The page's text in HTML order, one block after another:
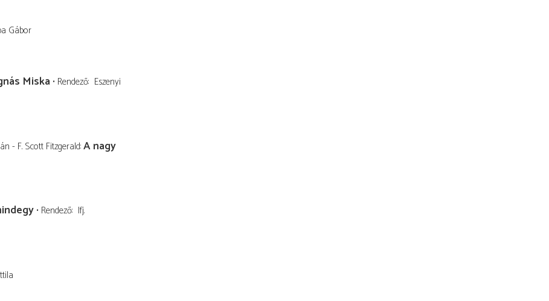
Gábor
Miska Rendező Eszenyi
- F. Scott Fitzgerald A nagy
Rendező Ifj.